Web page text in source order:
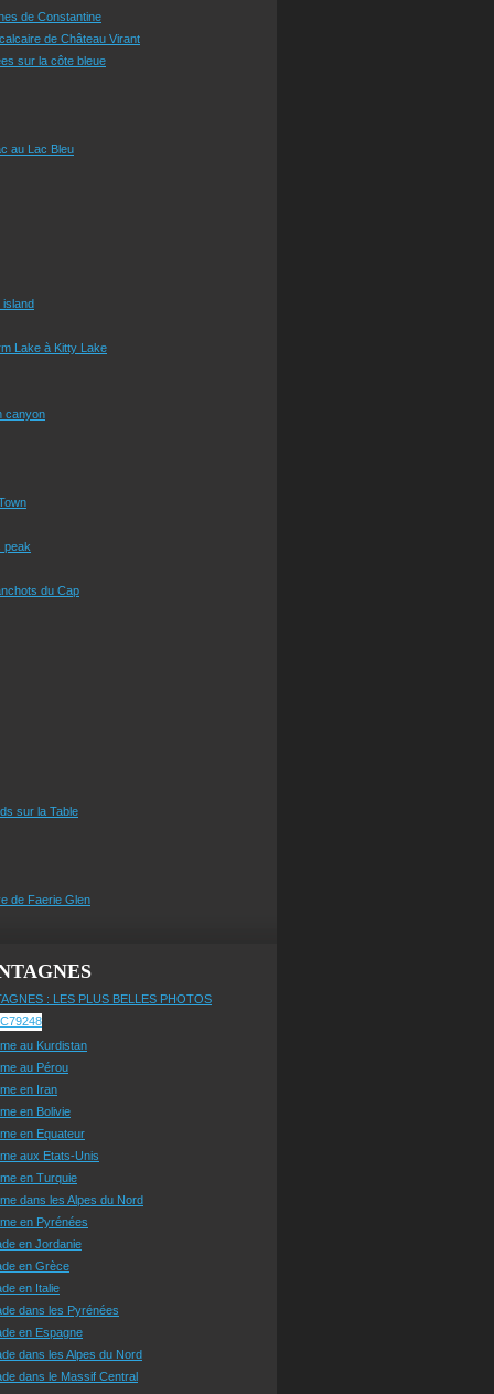
de Constantine
de Château Virant
sur la côte bleue
au Lac Bleu
island
Lake à Kitty Lake
canyon
peak
du Cap
sur la Table
de Faerie Glen
: LES PLUS BELLES PHOTOS
au Kurdistan
au Pérou
en Iran
en Bolivie
en Equateur
aux Etats-Unis
en Turquie
dans les Alpes du Nord
en Pyrénées
en Jordanie
en Grèce
en Italie
dans les Pyrénées
en Espagne
dans les Alpes du Nord
dans le Massif Central